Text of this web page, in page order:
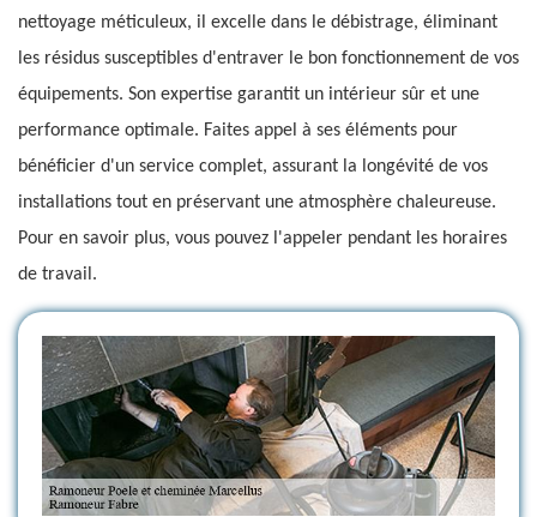
nettoyage méticuleux, il excelle dans le débistrage, éliminant
les résidus susceptibles d'entraver le bon fonctionnement de vos
équipements. Son expertise garantit un intérieur sûr et une
performance optimale. Faites appel à ses éléments pour
bénéficier d'un service complet, assurant la longévité de vos
installations tout en préservant une atmosphère chaleureuse.
Pour en savoir plus, vous pouvez l'appeler pendant les horaires
de travail.